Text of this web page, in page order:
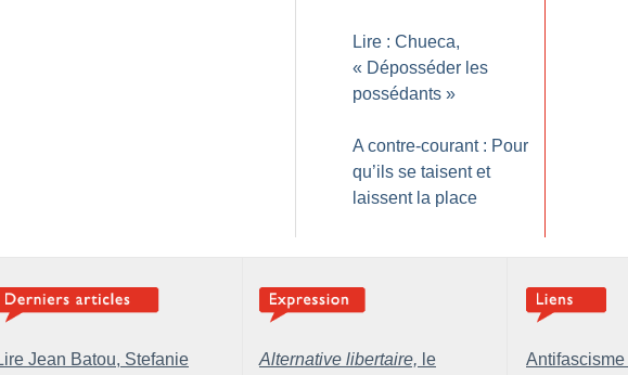
Lire : Chueca,
« Déposséder les
possédants »
A contre-courant : Pour
qu’ils se taisent et
laissent la place
Jean Batou, Stefanie
Alternative libertaire, le